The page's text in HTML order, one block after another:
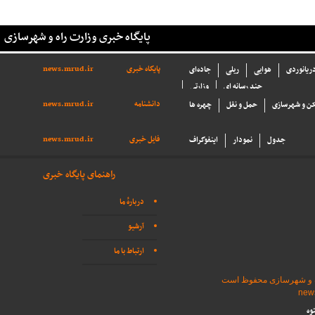
پایگاه خبری وزارت راه و شهرسازی
پایگاه خبری news.mrud.ir جاده‌ای ریلی هوایی
وزارتی
چند رسانه ای
دانشنامه
news.mrud.ir چهره ها حمل و نقل و شهرسازی
فایل خبری news.mrud.ir اینفوگراف نمودار جدول
راهنمای پایگاه خبری
دربارهٔ ما
آرشیو
ارتباط با ما
و شهرسازی محفوظ است